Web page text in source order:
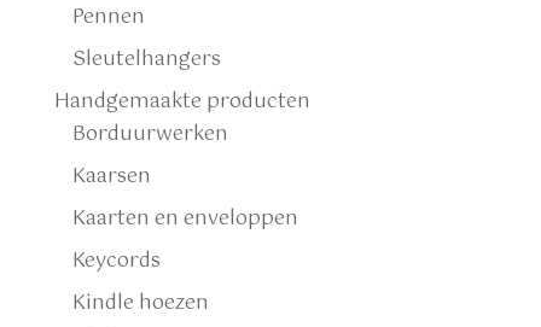
Pennen
Sleutelhangers
Handgemaakte producten
Borduurwerken
Kaarsen
Kaarten en enveloppen
Keycords
Kindle hoezen